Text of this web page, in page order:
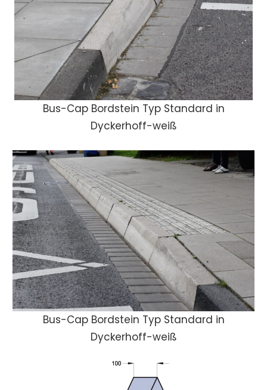
Bus-Cap Bordstein Typ Standard in
Dyckerhoff-weiß
Bus-Cap Bordstein Typ Standard in
Dyckerhoff-weiß